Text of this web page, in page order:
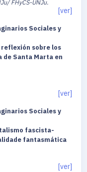
FHyCS-UNJu.
[ver]
Sociales y
reflexión sobre los
de Santa Marta en
[ver]
Sociales y
fascista-
fantasmática
[ver]